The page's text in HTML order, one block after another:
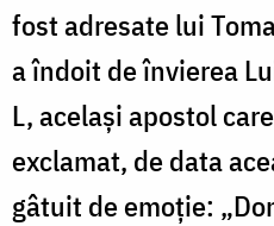
fost adresate lui
a îndoit de învierea
L, acelaşi apostol
exclamat, de data
gâtuit de emoţie: